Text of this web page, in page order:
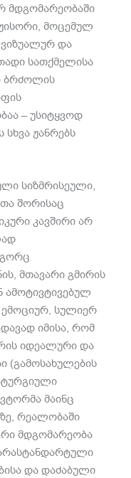
მდგომარეობაში
,მოცემულ
და
სათქმელისა
ბრძოლის
–უსიტყვოდ
ჟანრებს
სიზმრისეული,
შორისაც
კავშირი არ
,მთავარი გმირის
ამოტივტივებულ
ემოციურ, სულიერ
იმისა,რომ
იდეალური და
(გამოსახულების
მაინც
,რეალობაში
მდგომარეობა
და დაძაბული